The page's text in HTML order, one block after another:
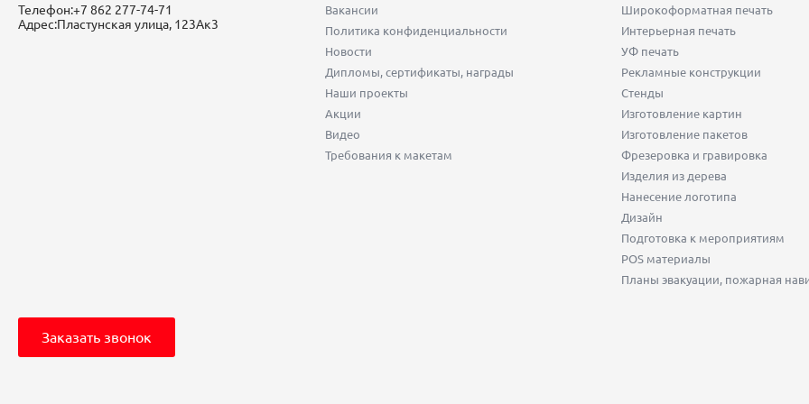
Телефон:+7 862 277-74-71
Адрес:Пластунская улица, 123Ак3
Вакансии
Политика конфиденциальности
Новости
Дипломы, сертификаты, награды
Наши проекты
Акции
Видео
Требования к макетам
Широкоформатная печать
Интерьерная печать
УФ печать
Рекламные конструкции
Стенды
Изготовление картин
Изготовление пакетов
Фрезеровка и гравировка
Изделия из дерева
Нанесение логотипа
Дизайн
Подготовка к мероприятиям
POS материалы
Планы эвакуации, пожарная
Заказать звонок